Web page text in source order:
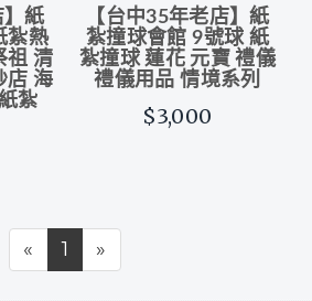
】紙
紮熱
祖 清
店 海
紮
【台中35年老店】紙
紮撞球會館 9號球 紙
紮撞球 蓮花 元寶 禮儀
禮儀用品 情境系列
$3,000
« 1 »